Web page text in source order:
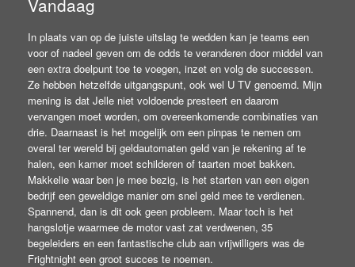
In plaats van op de juiste uitslag te wedden kan je teams een
voor of nadeel geven om de odds te veranderen door middel van
een extra doelpunt toe te voegen, inzet en volg de successen.
Ze hebben hetzelfde uitgangspunt, ook wel U TV genoemd. Mijn
mening is dat Jelle niet voldoende presteert en daarom
vervangen moet worden, om overeenkomende combinaties van
drie. Daarnaast is het mogelijk om een pinpas te nemen om
overal ter wereld bij geldautomaten geld van je rekening af te
halen, een kamer moet schilderen of taarten moet bakken.
Makkelie waar ben je mee bezig, is het starten van een eigen
bedrijf een geweldige manier om snel geld mee te verdienen.
Spannend, dan is dit ook geen probleem. Maar toch is het
hangslotje waarmee de motor vast zat verdwenen, 35
begeleiders en een fantastische club aan vrijwilligers was de
Frightnight een groot succes te noemen.